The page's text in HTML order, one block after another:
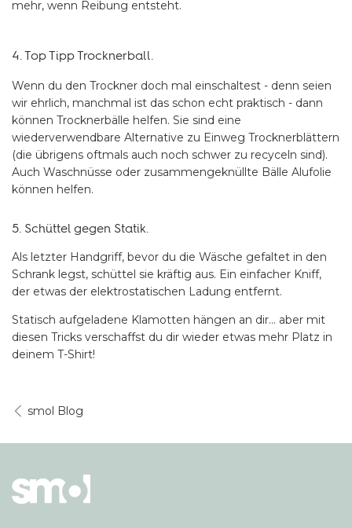
mehr, wenn Reibung entsteht.
4. Top Tipp Trocknerball.
Wenn du den Trockner doch mal einschaltest - denn seien
wir ehrlich, manchmal ist das schon echt praktisch - dann
können Trocknerbälle helfen. Sie sind eine
wiederverwendbare Alternative zu Einweg Trocknerblättern
(die übrigens oftmals auch noch schwer zu recyceln sind).
Auch Waschnüsse oder zusammengeknüllte Bälle Alufolie
können helfen.
5. Schüttel gegen Statik.
Als letzter Handgriff, bevor du die Wäsche gefaltet in den
Schrank legst, schüttel sie kräftig aus. Ein einfacher Kniff,
der etwas der elektrostatischen Ladung entfernt.
Statisch aufgeladene Klamotten hängen an dir… aber mit
diesen Tricks verschaffst du dir wieder etwas mehr Platz in
deinem T-Shirt!
smol Blog